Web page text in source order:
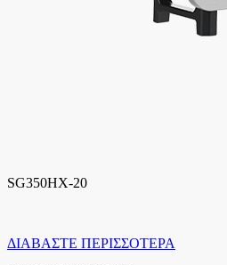
SG350HX-20
ΔΙΑΒΑΣΤΕ ΠΕΡΙΣΣΟΤΕΡΑ